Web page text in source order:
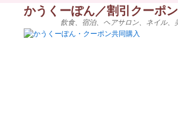
かうくーぽん／割引クーポ
飲食、宿泊、ヘアサロン、ネイル